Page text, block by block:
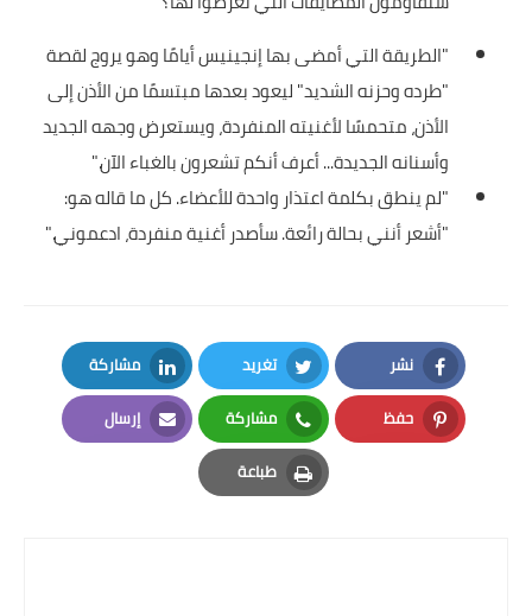
"الطريقة التي أمضى بها إنجينيس أيامًا وهو يروج لقصة
"طرده وحزنه الشديد" ليعود بعدها مبتسمًا من الأذن إلى
الأذن، متحمسًا لأغنيته المنفردة، ويستعرض وجهه الجديد
وأسنانه الجديدة... أعرف أنكم تشعرون بالغباء الآن."
"لم ينطق بكلمة اعتذار واحدة للأعضاء. كل ما قاله هو:
"أشعر أنني بحالة رائعة. سأصدر أغنية منفردة، ادعموني."
نشر
Facebook
تغريد
Twitter
مشاركة
LinkedIn
حفظ
Pinterest
مشاركة
Whatsapp
إرسال
Email
طباعة
Print